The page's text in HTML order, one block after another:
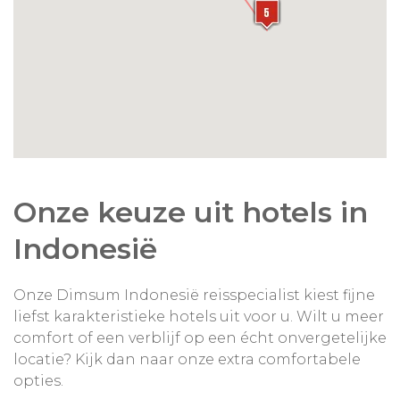
Onze keuze uit hotels in
Indonesië
Onze Dimsum Indonesië reisspecialist kiest fijne
liefst karakteristieke hotels uit voor u. Wilt u meer
comfort of een verblijf op een écht onvergetelijke
locatie? Kijk dan naar onze extra comfortabele
opties.